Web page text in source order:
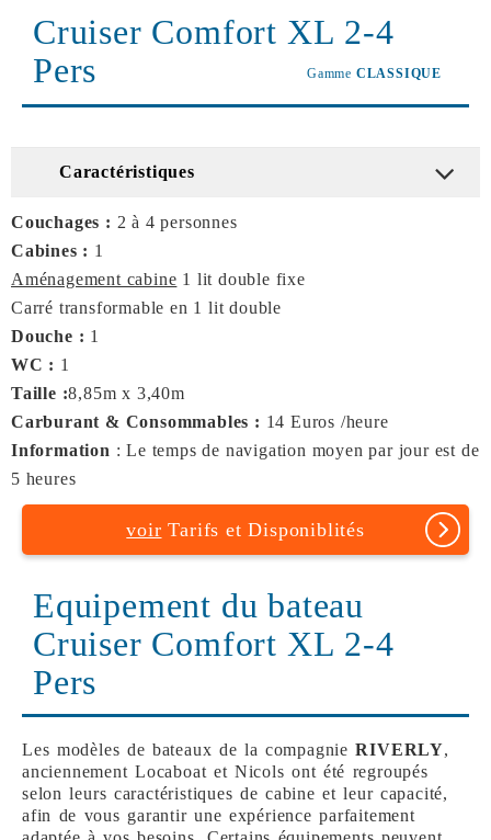
Cruiser Comfort XL 2-4
Pers
Gamme CLASSIQUE
Caractéristiques
Couchages : 2 à 4 personnes
Cabines : 1
Aménagement cabine 1 lit double fixe
Carré transformable en 1 lit double
Douche : 1
WC : 1
Taille :8,85m x 3,40m
Carburant & Consommables : 14 Euros /heure
Information : Le temps de navigation moyen par jour est de
5 heures
voir Tarifs et Disponiblités
Equipement du bateau
Cruiser Comfort XL 2-4
Pers
Les modèles de bateaux de la compagnieRIVERLY,
anciennement Locaboat et Nicols ont été regroupés
selon leurs caractéristiques de cabine et leur capacité,
afin de vous garantir une expérience parfaitement